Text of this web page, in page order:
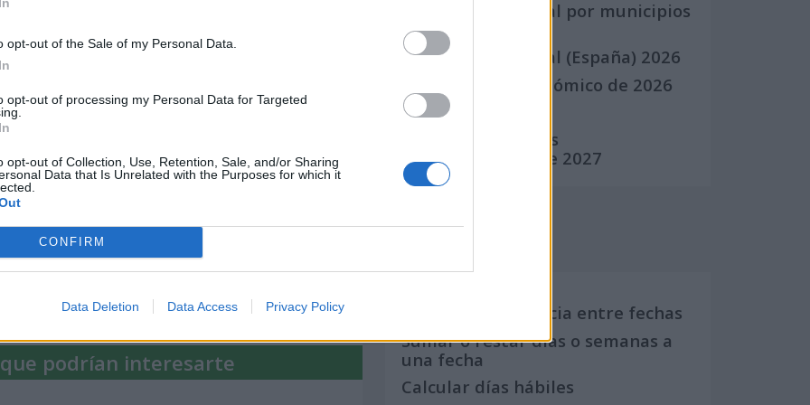
opt-out of the Sale of my Personal Data.
opt-out of processing my Personal Data for Targeted
opt-out of Collection, Use, Retention, Sale, and/or Sharing
Data that Is Unrelated with the Purposes for which it
CONFIRM
Data Deletion Data Access Privacy Policy
de la cultura, la identidad y los valores
central en este enfoque ya que ha
recibido influencias de muchas otras.
patrilopca
y quieres enviarnos más información,
de redacción aquí.
podrían interesarte
Calendario Laboral por municipios
(España)
Calendario Laboral (España) 2026
Calendario Astronómico de 2026
Calendario Lunar
Calendario de Días
Internacionales de 2027
Calcula la diferencia entre fechas
Sumar o restar días o semanas a
una fecha
Calcular días hábiles